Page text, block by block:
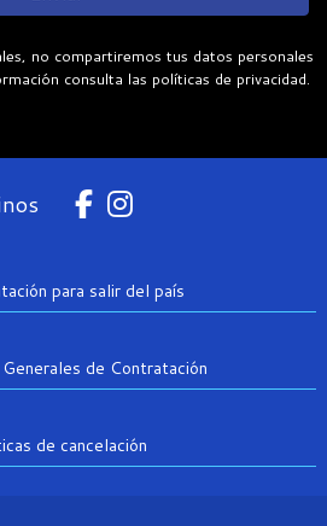
no compartiremos tus datos personales
consulta las políticas de privacidad.
para salir del país
de Contratación
de cancelación